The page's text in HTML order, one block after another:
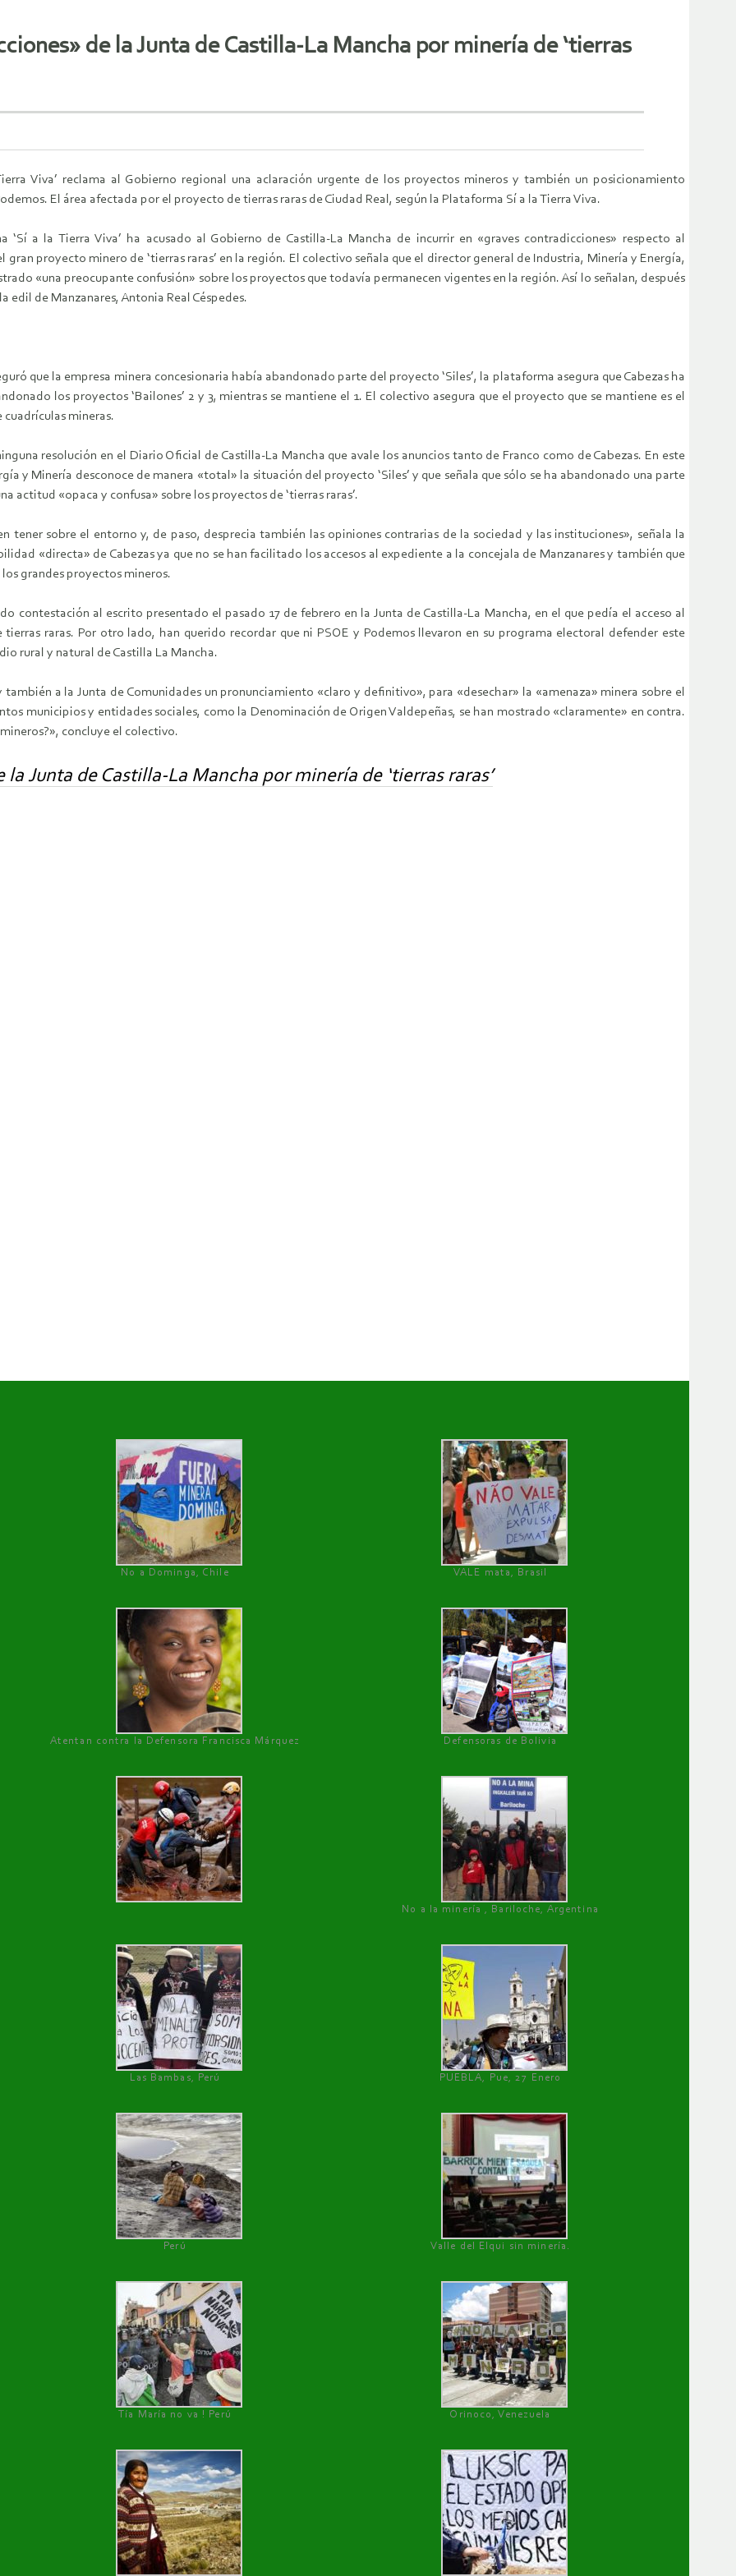
de la Junta de Castilla-La Mancha por minería de ‘tierras
Viva’ reclama al Gobierno regional una aclaración urgente de los proyectos mineros y también un posicionamiento
El área afectada por el proyecto de tierras raras de Ciudad Real, según la Plataforma Sí a la Tierra Viva.
‘Sí a la Tierra Viva’ ha acusado al Gobierno de Castilla-La Mancha de incurrir en «graves contradicciones» respecto al
gran proyecto minero de ‘tierras raras’ en la región. El colectivo señala que el director general de Industria, Minería y Energía,
«una preocupante confusión» sobre los proyectos que todavía permanecen vigentes en la región. Así lo señalan, después
edil de Manzanares, Antonia Real Céspedes.
que la empresa minera concesionaria había abandonado parte del proyecto ‘Siles’, la plataforma asegura que Cabezas ha
los proyectos ‘Bailones’ 2 y 3, mientras se mantiene el 1. El colectivo asegura que el proyecto que se mantiene es el
mineras.
resolución en el Diario Oficial de Castilla-La Mancha que avale los anuncios tanto de Franco como de Cabezas. En este
y Minería desconoce de manera «total» la situación del proyecto ‘Siles’ y que señala que sólo se ha abandonado una parte
actitud «opaca y confusa» sobre los proyectos de ‘tierras raras’.
tener sobre el entorno y, de paso, desprecia también las opiniones contrarias de la sociedad y las instituciones», señala la
«directa» de Cabezas ya que no se han facilitado los accesos al expediente a la concejala de Manzanares y también que
grandes proyectos mineros.
contestación al escrito presentado el pasado 17 de febrero en la Junta de Castilla-La Mancha, en el que pedía el acceso al
raras. Por otro lado, han querido recordar que ni PSOE y Podemos llevaron en su programa electoral defender este
rural y natural de Castilla La Mancha.
a la Junta de Comunidades un pronunciamiento «claro y definitivo», para «desechar» la «amenaza» minera sobre el
municipios y entidades sociales, como la Denominación de Origen Valdepeñas, se han mostrado «claramente» en contra.
concluye el colectivo.
Junta de Castilla-La Mancha por minería de ‘tierras raras’
No a Dominga, Chile
VALE mata, Brasil
Atentan contra la Defensora Francisca Márquez Defensoras de Bolivia
No a la minería , Bariloche, Argentina
Las Bambas, Perú PUEBLA, Pue, 27 Enero
Perú Valle del Elqui sin minería.
Tía María no va ! Perú Orinoco, Venezuela